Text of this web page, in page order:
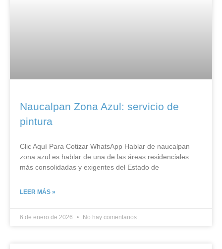
Naucalpan Zona Azul: servicio de
pintura
Clic Aquí Para Cotizar​ WhatsApp Hablar de naucalpan
zona azul es hablar de una de las áreas residenciales
más consolidadas y exigentes del Estado de
LEER MÁS »
6 de enero de 2026 No hay comentarios